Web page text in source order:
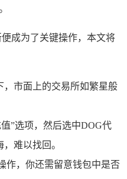
成为了关键操作，本文将
，市面上的交易所如繁星般
”选项，然后选中DOG代
难以找回。
作，你还需留意钱包中是否